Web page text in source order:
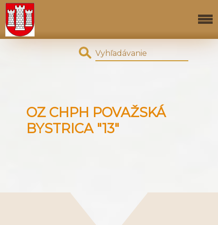
OZ CHPH POVAŽSKÁ
BYSTRICA "13"